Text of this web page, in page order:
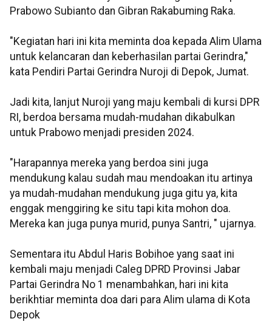
Prabowo Subianto dan Gibran Rakabuming Raka.
"Kegiatan hari ini kita meminta doa kepada Alim Ulama
untuk kelancaran dan keberhasilan partai Gerindra,"
kata Pendiri Partai Gerindra Nuroji di Depok, Jumat.
Jadi kita, lanjut Nuroji yang maju kembali di kursi DPR
RI, berdoa bersama mudah-mudahan dikabulkan
untuk Prabowo menjadi presiden 2024.
"Harapannya mereka yang berdoa sini juga
mendukung kalau sudah mau mendoakan itu artinya
ya mudah-mudahan mendukung juga gitu ya, kita
enggak menggiring ke situ tapi kita mohon doa.
Mereka kan juga punya murid, punya Santri, " ujarnya.
Sementara itu Abdul Haris Bobihoe yang saat ini
kembali maju menjadi Caleg DPRD Provinsi Jabar
Partai Gerindra No 1 menambahkan, hari ini kita
berikhtiar meminta doa dari para Alim ulama di Kota
Depok